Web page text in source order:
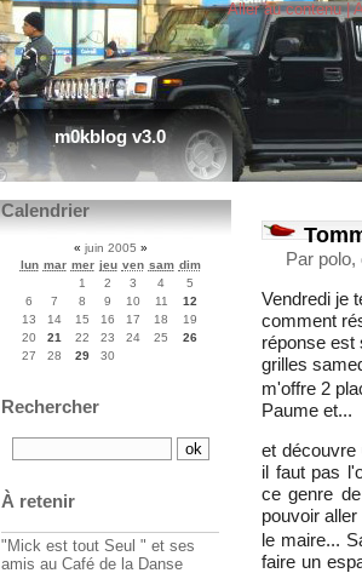
m0kblog v3.0
Aller au contenu|
Par
Vendredi je
comment
réponse est
grilles
m'offre 2
Paume et...
et
il faut pas
ce genre
pouvoir
le maire...
faire un
Calendrier
« juin 2005 »
lun mar mer jeu ven sam dim
1
2 3 4
5
6
7 8 9 10 11
12
13
14 15 16 17 18
19
20
21 22 23 24 25
26
27
28 29 30
Rechercher
À retenir
"Mick est tout Seul " et ses
amis au Café de la Danse